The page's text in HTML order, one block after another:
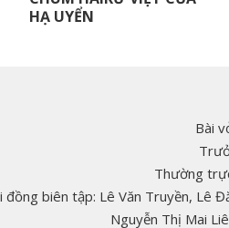
HẠ UYỂN
Bài
Thường
đồng biên tập: Lê Văn Truyền, Lê
Nguyễn Thị Mai